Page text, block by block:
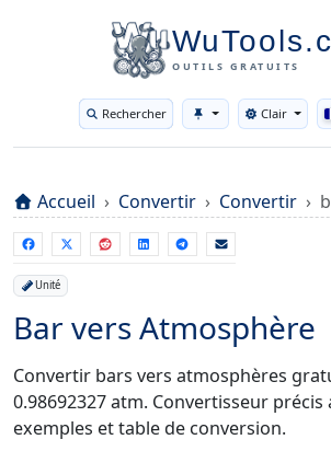
OUTILS GRATUITS
Rechercher Toggle
Clair
Accueil Convertir Convertir
Unité
Bar vers Atmosphère
Convertir bars vers atmosphères
0.98692327 atm. Convertisseur précis
exemples et table de conversion.